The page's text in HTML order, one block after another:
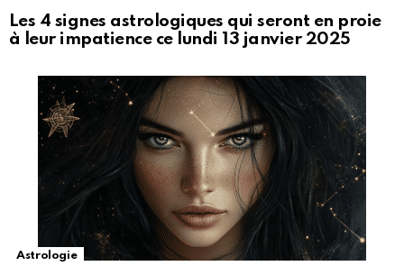
Les 4 signes astrologiques qui seront en proie
à leur impatience ce lundi 13 janvier 2025
Astrologie